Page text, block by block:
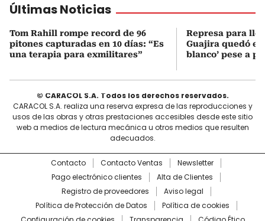
Últimas Noticias
Tom Rahill rompe record de 96
pitones capturadas en 10 días: “Es
una terapia para exmilitares”
Represa para
Guajira quedó en
blanco’ pese a
© CARACOL S.A. Todos los derechos reservados.
CARACOL S.A. realiza una reserva expresa de las reproducciones y
usos de las obras y otras prestaciones accesibles desde este sitio
web a medios de lectura mecánica u otros medios que resulten
adecuados.
Contacto Contacto Ventas
Newsletter
Pago electrónico clientes
Alta de Clientes
Registro de proveedores
Aviso legal
Política de Protección de Datos
Política de cookies